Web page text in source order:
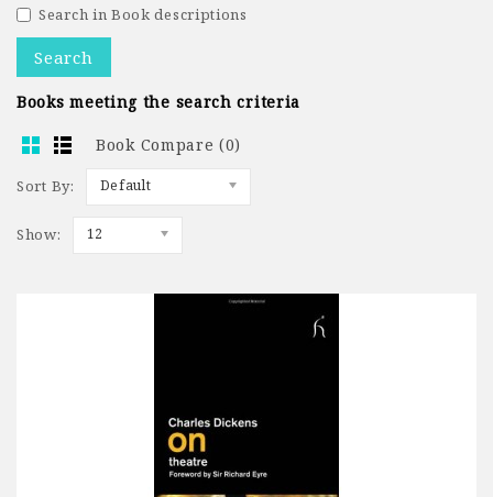
Search in Book descriptions
Books meeting the search criteria
Book Compare (0)
Sort By: Default
Show: 12